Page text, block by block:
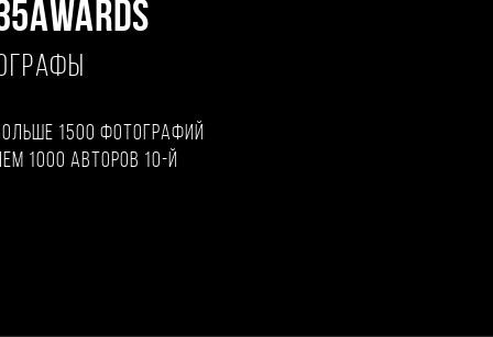
1500 фотографий
1000 авторов 10-й